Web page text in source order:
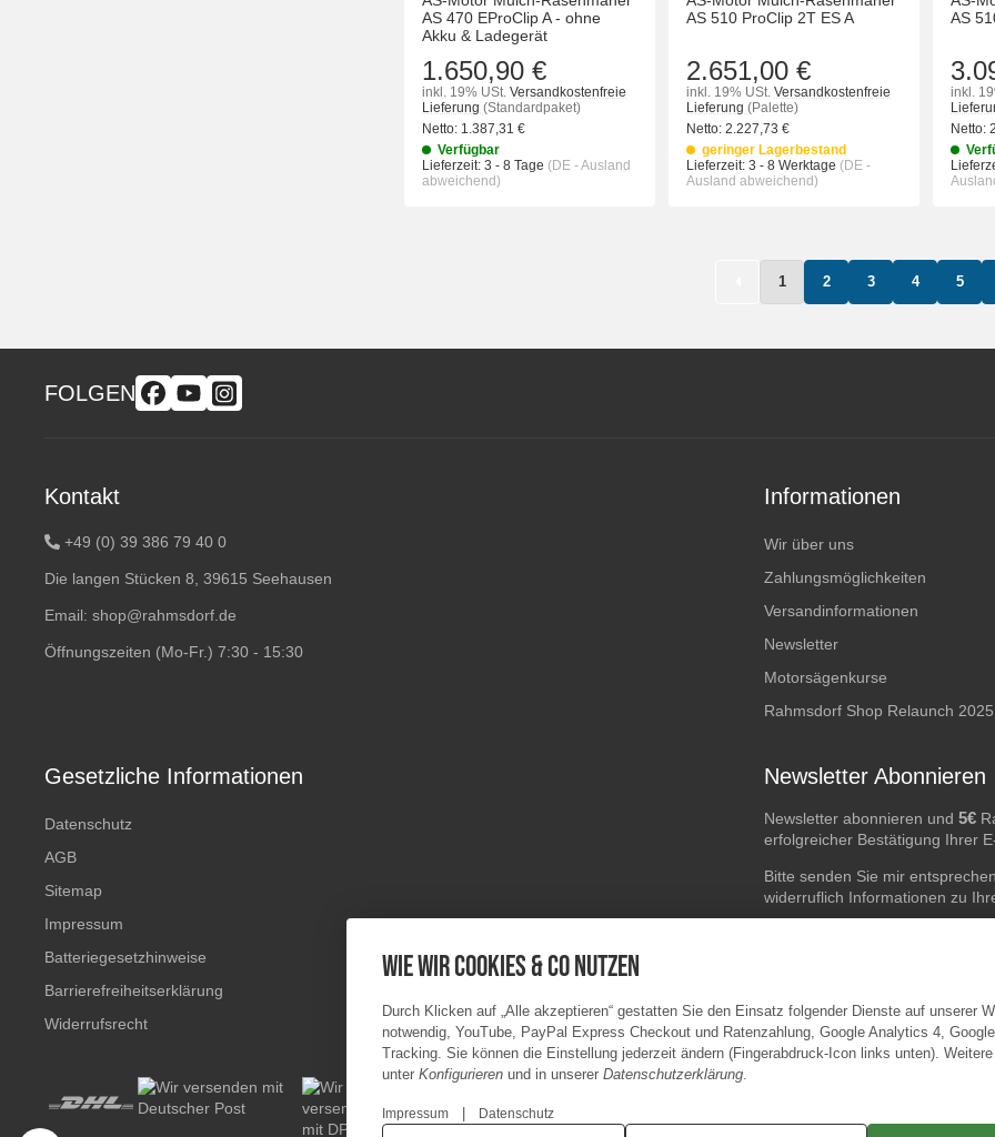
AS 470 EProClip A - ohne
Akku & Ladegerät
1.650,90 €
inkl. 19% USt. Versandkostenfreie
Lieferung (Standardpaket)
Netto: 1.387,31 €
Verfügbar
Lieferzeit: 3 - 8 Tage (DE - Ausland
abweichend)
AS 510 ProClip 2T ES A
2.651,00 €
inkl. 19% USt. Versandkostenfreie
Lieferung (Palette)
Netto: 2.227,73 €
geringer Lagerbestand
Lieferzeit: 3 - 8 Werktage (DE -
Ausland abweichend)
IN DEN
AS
inkl.
Netto:
1 2 3 4 5
FOLGEN
Kontakt
+49 (0) 39 386 79 40 0
Die langen Stücken 8, 39615 Seehausen
Email: shop@rahmsdorf.de
Öffnungszeiten (Mo-Fr.) 7:30 - 15:30
Informationen
Wir über uns
Zahlungsmöglichkeiten
Versandinformationen
Newsletter
Motorsägenkurse
Rahmsdorf Shop Relaunch 2025
Gesetzliche Informationen
Datenschutz
AGB
Sitemap
Impressum
Batteriegesetzhinweise
Barrierefreiheitserklärung
Widerrufsrecht
Newsletter Abonnieren
Newsletter abonnieren und 5€
erfolgreicher Bestätigung Ihrer
Bitte senden Sie mir
widerruflich Informationen zu
Wie wir Cookies & Co nutzen
Durch Klicken auf „Alle akzeptieren“ gestatten Sie den Einsatz folgender Dienste auf unserer
notwendig, YouTube, PayPal Express Checkout und Ratenzahlung, Google Analytics 4,
Tracking. Sie können die Einstellung jederzeit ändern (Fingerabdruck-Icon links unten).
unter Konfigurieren und in unserer Datenschutzerklärung.
Impressum Datenschutz